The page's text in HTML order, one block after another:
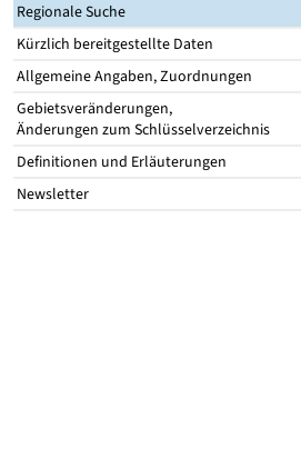
Regionale Suche
Kürzlich bereitgestellte Daten
Allgemeine Angaben, Zuordnungen
Gebietsveränderungen,
Änderungen zum Schlüsselverzeichnis
Definitionen und Erläuterungen
Newsletter